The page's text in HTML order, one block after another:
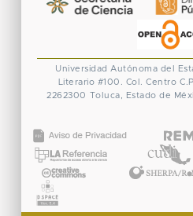
Universidad Autónoma del
Literario #100. Col. Centro
2262300 Toluca, Estado de